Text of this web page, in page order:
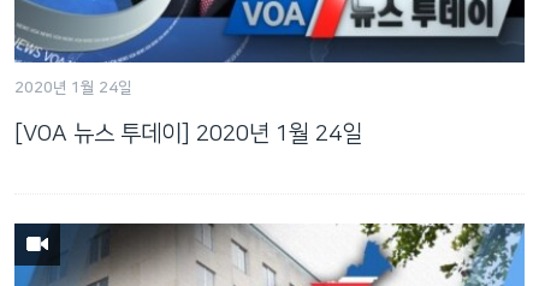
2020년 1월 24일
[VOA 뉴스 투데이] 2020년 1월 24일